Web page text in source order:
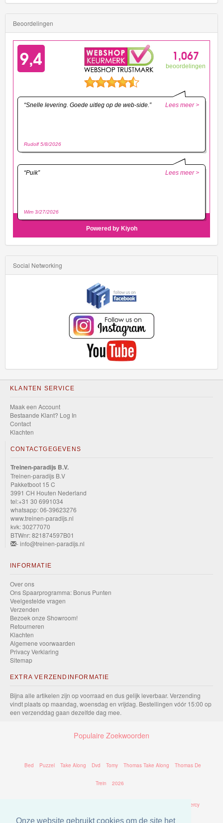
Onze website gebruikt cookies om de site het
Beoordelingen
Social Networking
KLANTEN SERVICE
Maak een Account
Bestaande Klant? Log In
Contact
Klachten
CONTACTGEGEVENS
Treinen-paradijs B.V.
Treinen-paradijs B.V
Pakketboot 15 C
3991 CH Houten Nederland
tel:+31 30 6991034
whatsapp: 06-39623276
www.treinen-paradijs.nl
kvk: 30277070
BTWnr: 821874597B01
- info@treinen-paradijs.nl
INFORMATIE
Over ons
Ons Spaarprogramma: Bonus Punten
Veelgestelde vragen
Verzenden
Bezoek onze Showroom!
Retourneren
Klachten
Algemene voorwaarden
Privacy Verklaring
Sitemap
EXTRA VERZENDINFORMATIE
Bijna alle artikelen zijn op voorraad en dus gelijk leverbaar. Verzending
vindt plaats op maandag, woensdag en vrijdag. Bestellingen vóór 15:00 op
een verzenddag gaan dezelfde dag mee.
Populaire Zoekwoorden
Bed Puzzel Take Along Dvd Tomy Thomas Take Along Thomas De
Trein 2026
Percy